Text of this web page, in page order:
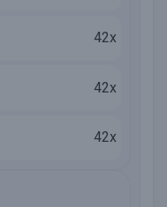
42x
42x
42x